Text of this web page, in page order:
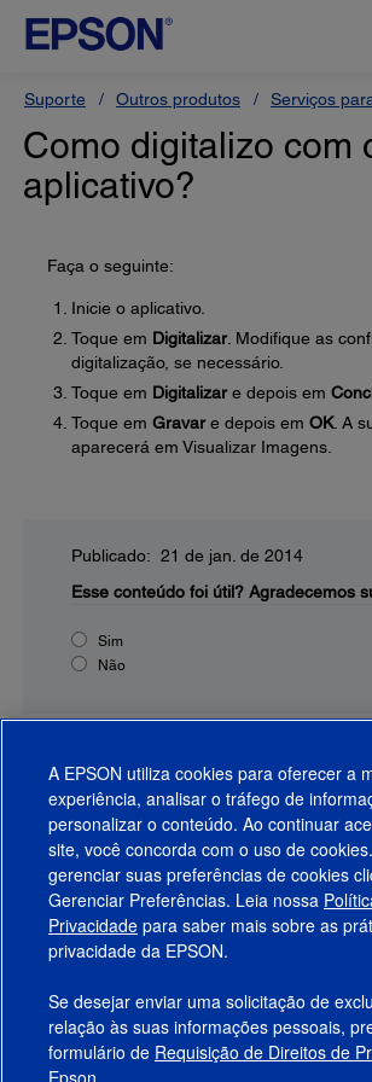
Suporte Outros produtos Serviços
Como digitalizo com
aplicativo?
Faça o seguinte:
Inicie o aplicativo.
Toque em Digitalizar. Modifique as
digitalização, se necessário.
Toque em Digitalizare depois em
Toque em Gravare depois em OK. A
aparecerá em Visualizar Imagens.
Publicado: 21 de jan. de 2014
Esse conteúdo foi útil? Agradecemos
Sim
Não
Produtos
Suporte
Links Sugeridos
Empresa
A EPSON utiliza cookies para oferecer a
experiência, analisar o tráfego de
personalizar o conteúdo. Ao continuar
site, você concorda com o uso de
gerenciar suas preferências de cookies
Gerenciar Preferências. Leia nossa
Privacidade para saber mais sobre as
privacidade da EPSON.
Se desejar enviar uma solicitação de
relação às suas informações pessoais,
formulário de Requisição de Direitos de
Epson.